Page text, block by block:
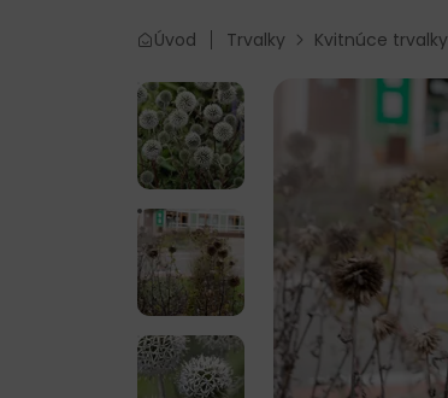
Úvod Trvalky Kvitnúce trvalky